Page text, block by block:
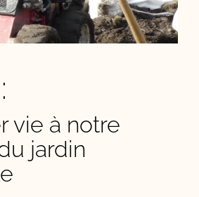
vie à notre
jardin